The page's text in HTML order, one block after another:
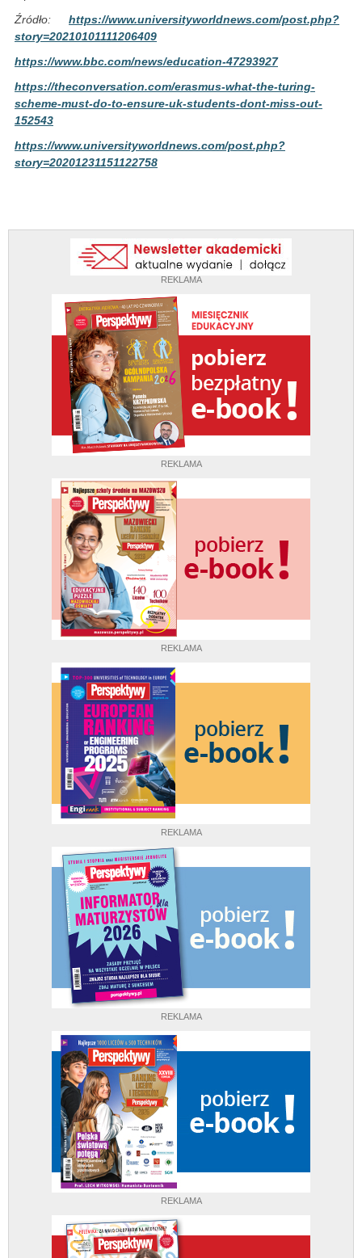
REKLAMA
REKLAMA
REKLAMA
REKLAMA
REKLAMA
REKLAMA
Źródło: https://www.universityworldnews.com/post.php?
story=20210101111206409
https://www.bbc.com/news/education-47293927
https://theconversation.com/erasmus-what-the-turing-
scheme-must-do-to-ensure-uk-students-dont-miss-out-
152543
https://www.universityworldnews.com/post.php?
story=20201231151122758